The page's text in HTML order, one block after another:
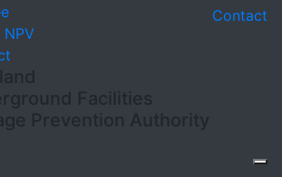
NPV
Facilities
Prevention Authority
Contact